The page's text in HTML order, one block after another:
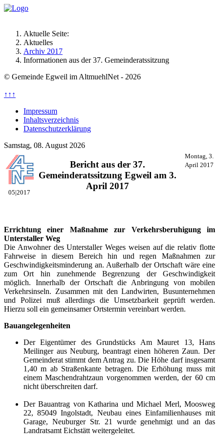
Aktuelle Seite:
Aktuelles
Archiv 2017
Informationen aus der 37. Gemeinderatssitzung
© Gemeinde Egweil im AltmuehlNet - 2026
↑↑↑
Impressum
Inhaltsverzeichnis
Datenschutzerklärung
Samstag, 08. August 2026
05|2017
Bericht aus der 37.
Gemeinderatssitzung Egweil am 3.
April 2017
Montag, 3.
April 2017
Errichtung einer Maßnahme zur Verkehrsberuhigung im
Unterstaller Weg
Die Anwohner des Unterstaller Weges weisen auf die relativ flotte
Fahrweise in diesem Bereich hin und regen Maßnahmen zur
Geschwindigkeitsminderung an. Außerhalb der Ortschaft wäre eine
zum Ort hin zunehmende Begrenzung der Geschwindigkeit
möglich. Innerhalb der Ortschaft die Anbringung von mobilen
Verkehrsinseln. Zusammen mit den Landwirten, Busunternehmen
und Polizei muß allerdings die Umsetzbarkeit geprüft werden.
Hierzu soll ein gemeinsamer Ortstermin vereinbart werden.
Bauangelegenheiten
Der Eigentümer des Grundstücks Am Mauret 13, Hans
Meilinger aus Neuburg, beantragt einen höheren Zaun. Der
Gemeinderat stimmt dem Antrag zu. Die Höhe darf insgesamt
1,40 m ab Straßenkante betragen. Die Erhöhung muss mit
einem Maschendrahtzaun vorgenommen werden, der 60 cm
nicht überschreiten darf.
Der Bauantrag von Katharina und Michael Merl, Moosweg
22, 85049 Ingolstadt, Neubau eines Einfamilienhauses mit
Garage, Neuburger Str. 21 wurde genehmigt und an das
Landratsamt Eichstätt weitergeleitet.